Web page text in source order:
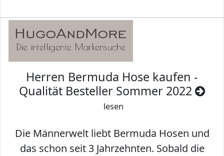
Herren Bermuda Hose kaufen -
Qualität Besteller Sommer 2022
lesen
Die Männerwelt liebt Bermuda Hosen und
das schon seit 3 Jahrzehnten. Sobald die